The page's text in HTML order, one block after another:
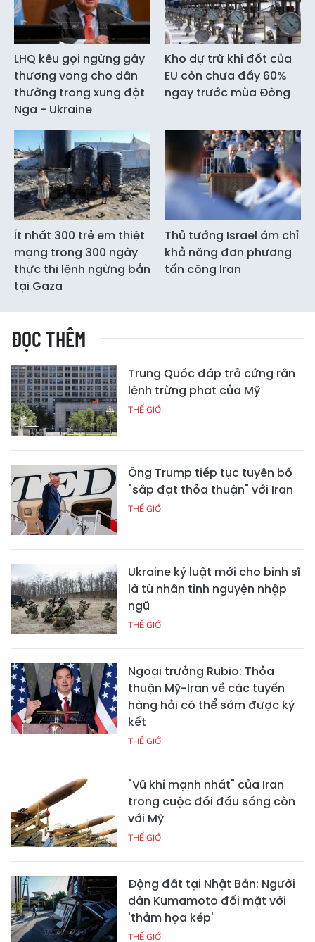
LHQ kêu gọi ngừng gây
thương vong cho dân
thường trong xung đột
Nga - Ukraine
Kho dự trữ khí đốt của
EU còn chưa đầy 60%
ngay trước mùa Đông
Ít nhất 300 trẻ em thiệt
mạng trong 300 ngày
thực thi lệnh ngừng bắn
tại Gaza
Thủ tướng Israel ám chỉ
khả năng đơn phương
tấn công Iran
ĐỌC THÊM
Trung Quốc đáp trả cứng rắn
lệnh trừng phạt của Mỹ
THẾ GIỚI
Ông Trump tiếp tục tuyên bố
"sắp đạt thỏa thuận" với Iran
THẾ GIỚI
Ukraine ký luật mới cho binh sĩ
là tù nhân tình nguyện nhập
ngũ
THẾ GIỚI
Ngoại trưởng Rubio: Thỏa
thuận Mỹ-Iran về các tuyến
hàng hải có thể sớm được ký
kết
THẾ GIỚI
"Vũ khí mạnh nhất" của Iran
trong cuộc đối đầu sống còn
với Mỹ
THẾ GIỚI
Động đất tại Nhật Bản: Người
dân Kumamoto đối mặt với
'thảm họa kép'
THẾ GIỚI